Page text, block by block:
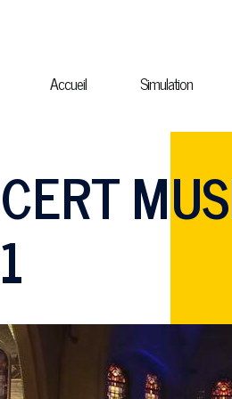
Accueil Simulation
navigation Qui sommes-nous ?sous-navigation Catalogue